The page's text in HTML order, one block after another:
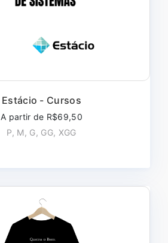
Estácio - Cursos
A partir de R$69,50
P, M, G, GG, XGG